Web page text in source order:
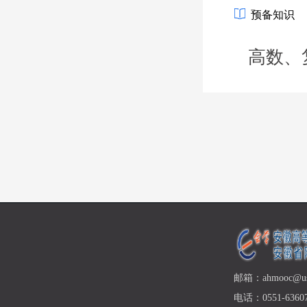
预备知识
高数、
邮箱：
电话：0551-